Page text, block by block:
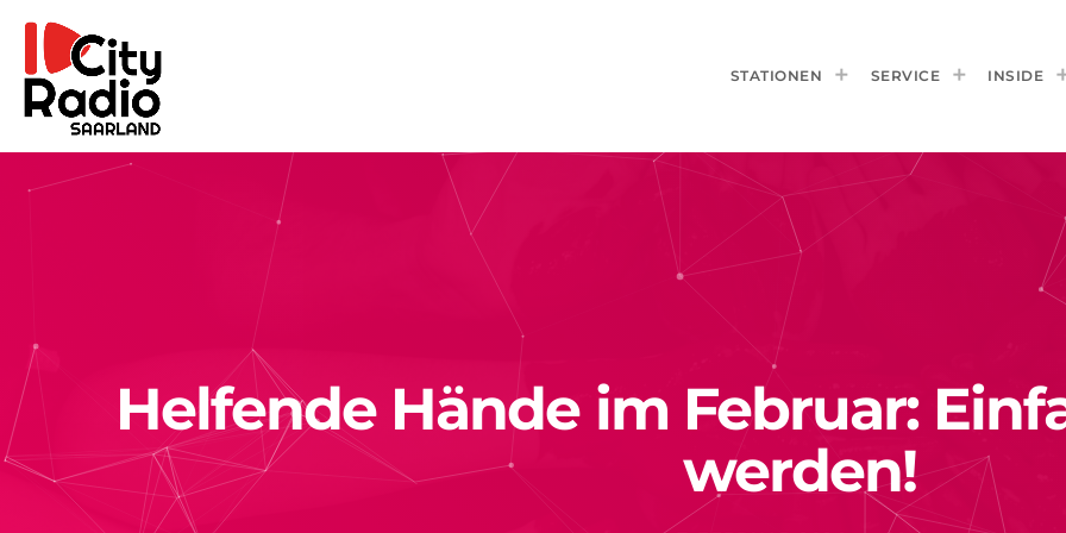
STATIONEN SERVICE INSIDE
Helfende Hände im Februar:
werden!